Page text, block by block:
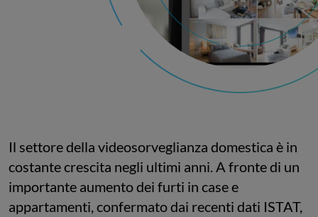
Il settore della videosorveglianza domestica è in
costante crescita negli ultimi anni. A fronte di un
importante aumento dei furti in case e
appartamenti, confermato dai recenti dati ISTAT,